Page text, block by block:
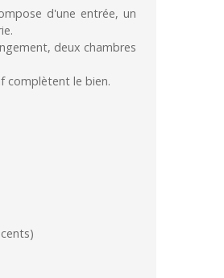
d'une entrée, un
deux chambres
complètent le bien.